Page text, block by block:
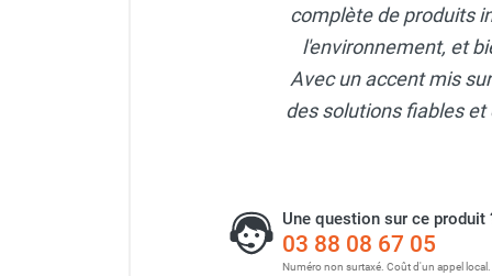
Rideau d'air et rideau rayonnant
Rideau d'air chaud encastrable
Rideau d'air eau chaude
Rideau d'air ambiant
Rideau d'air froid
complète de produits
l'environnement, et
Avec un accent mis
des solutions fiables
Une question sur ce produit
03 88 08 67 05
Numéro non surtaxé. Coût d'un appel local.